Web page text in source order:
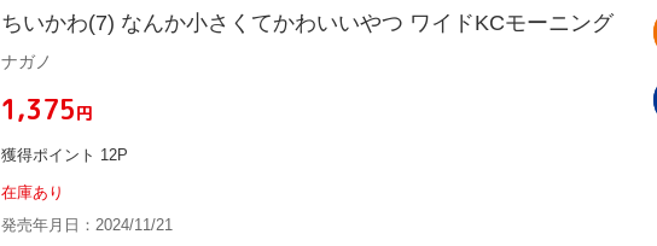
ちいかわ(7) なんか小さくてかわいいやつ ワイドKCモーニング
ナガノ
¥1,375円
獲得ポイント 12P
在庫あり
発売年月日：2024/11/21